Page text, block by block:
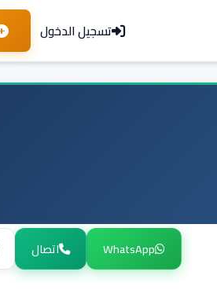
تسجيل الدخول
WhatsApp اتصال